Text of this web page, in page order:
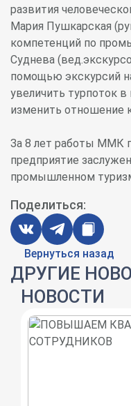
развития
Мария Пушкарская
компетенций по
Суднева
помощью экскурсий
увеличить турпоток
изменить отношение
За 8 лет работы ММК
предприятие
промышленном
Поделиться:
Вернуться назад
ДРУГИЕ
НОВОСТИ